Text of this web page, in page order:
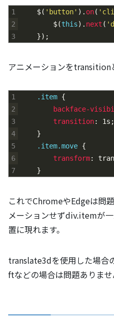
1
2
3
$( 'button' ) . on(
$(this) . next (
}) ;
アニメーションをtransition
1
2
3
4
5
6
7
.item {
backface-
transition: 1s ;
}
.item.move {
transform:
}
これでChromeやEdgeは問
メーションせずdiv.itemが
置に現れます。
translate3dを使用した場合
ftなどの場合は問題ありませ